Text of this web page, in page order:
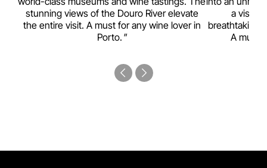
stunning views of the Douro River elevate
the entire visit. A must for any wine lover in
Porto.
a visual
breathtaking
A must-